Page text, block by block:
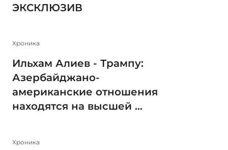
ЭКСКЛЮЗИВ
Xроника
Ильхам Алиев - Трампу:
Азербайджано-
американские отношения
находятся на высшей ...
Xроника